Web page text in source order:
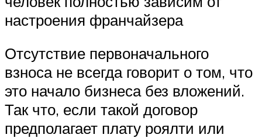
настроения франчайзера
Отсутствие первоначального
взноса не всегда говорит о том, что
это начало бизнеса без вложений.
Так что, если такой договор
предполагает плату роялти или